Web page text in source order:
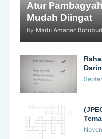
Atur
Mudah Diingat
by Madu Amanah